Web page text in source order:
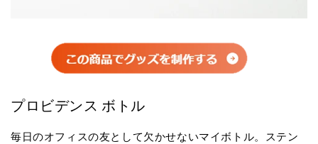
プロビデンス ボトル
毎日のオフィスの友として欠かせないマイボトル。ステン